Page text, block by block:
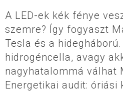
A LED-ek kék fénye
szemre? Így fogyaszt
Tesla és a
hidrogéncella, avagy
nagyhatalommá válhat
Energetikai audit: óriási